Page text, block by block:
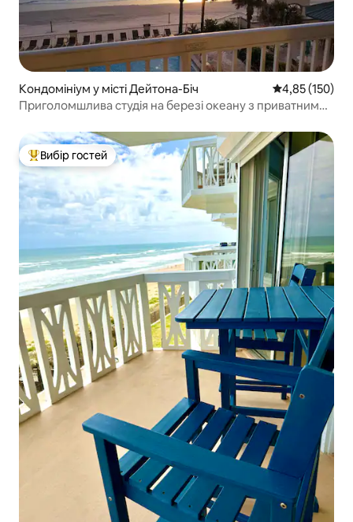
Кондомініум у місті Дейтона-Біч Середня
4,85 (150)
Приголомшлива студія на березі океану з приватним
Топ вибір гостей
Вибір гостей